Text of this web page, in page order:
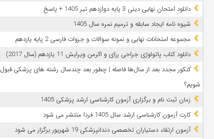
دانلود امتحان نهایی دینی 3 پایه دوازدهم تیر 1405 + پاسخ
شیوه نامه ایجاد سابقه و ترمیم نمره سال 1405
مجموعه امتحانات نهایی و نمونه سوالات و جزوات فارسی 2 پایه یازدهم
دانلود کتاب پاتولوژی جراحی رزای و اکرمن ویرایش 11 یازدهم (سال 2017)
کنکور مجدد بعد از سال‌ها فاصله | چطور بعد چندسال رشته‌ های پزشکی قبول
شویم؟
زمان ثبت نام و برگزاری آزمون کارشناسی ارشد پزشکی 1405
کارت آزمون کارشناسی ارشد سال 1405 فردا منتشر می شود
آزمون ارتقاء دستیاران تخصصی دندانپزشکی 19 شهریور برگزار می شود